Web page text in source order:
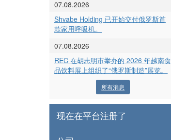
07.08.2026
Shvabe Holding 已开始交付俄罗斯首
款家用呼吸机。
07.08.2026
REC 在胡志明市举办的 2026 年越南食
品饮料展上组织了“俄罗斯制造”展览。
所有消息
现在在平台注册了